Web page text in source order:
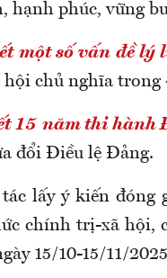
phúc, vững
một số vấn đề lý
chủ nghĩa trong
15 năm thi hành
đổi Điều lệ Đảng.
lấy ý kiến đóng
chính trị-xã hội,
15/10-15/11/